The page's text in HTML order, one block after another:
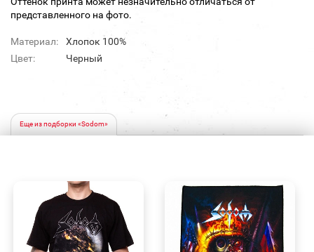
представленного на фото.
Материал:
Хлопок 100%
Цвет:
Черный
Еще из подборки «Sodom»